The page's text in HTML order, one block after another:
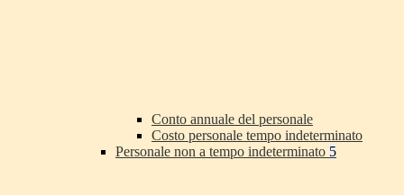
Conto annuale del personale
Costo personale tempo indeterminato
Personale non a tempo indeterminato 5